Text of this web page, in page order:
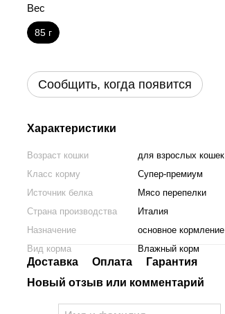
Вес
85 г
Сообщить, когда появится
Характеристики
Возраст кошки
для взрослых кошек
Класс корму
Супер-премиум
Источник белка
Мясо перепелки
Страна производства
Италия
Назначение
основное кормление
Вид корма
Влажный корм
Доставка Оплата
Гарантия
Новый отзыв или комментарий